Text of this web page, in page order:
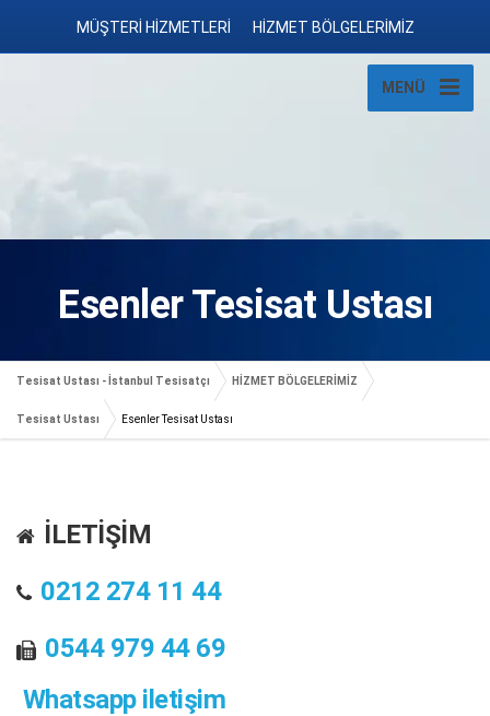
MÜŞTERİ HİZMETLERİ HİZMET BÖLGELERİMİZ
MENÜ
Esenler Tesisat Ustası
Tesisat Ustası - İstanbul Tesisatçı HİZMET BÖLGELERİMİZ
Tesisat Ustası Esenler Tesisat Ustası
İLETİŞİM
0212 274 11 44
0544 979 44 69
Whatsapp iletişim